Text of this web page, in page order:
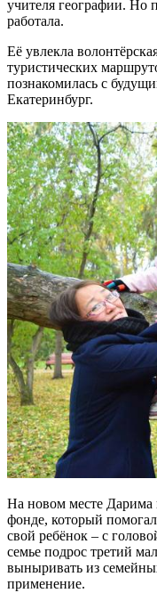
учителя географии. Но
работала.
Её увлекла
туристических
познакомилась с
Екатеринбург.
На новом месте Дарима
фонде, который
свой ребёнок – с
семье подрос третий
выныривать из
применение.